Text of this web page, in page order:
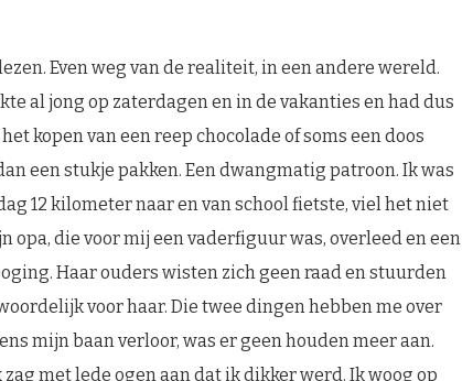
Even weg van de realiteit, in een andere wereld.
al jong op zaterdagen en in de vakanties en had dus
kopen van een reep chocolade of soms een doos
een stukje pakken. Een dwangmatig patroon. Ik was
12 kilometer naar en van school fietste, viel het niet
opa, die voor mij een vaderfiguur was, overleed en een
Haar ouders wisten zich geen raad en stuurden
voor haar. Die twee dingen hebben me over
mijn baan verloor, was er geen houden meer aan.
met lede ogen aan dat ik dikker werd. Ik woog op